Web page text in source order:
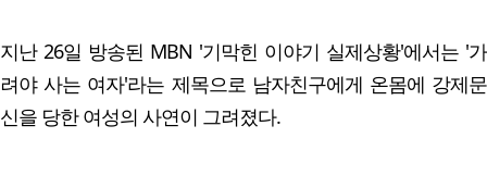
지난 26일 방송된 MBN '기막힌 이야기 실제상황'에서는 '가
려야 사는 여자'라는 제목으로 남자친구에게 온몸에 강제문
신을 당한 여성의 사연이 그려졌다.